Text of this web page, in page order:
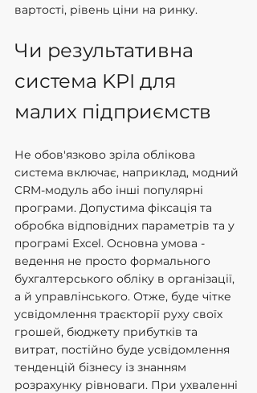
вартості, рівень ціни на ринку.
Чи результативна
система KPI для
малих підприємств
Не обов'язково зріла облікова
система включає, наприклад, модний
CRM-модуль або інші популярні
програми. Допустима фіксація та
обробка відповідних параметрів та у
програмі Excel. Основна умова -
ведення не просто формального
бухгалтерського обліку в організації,
а й управлінського. Отже, буде чітке
усвідомлення траєкторії руху своїх
грошей, бюджету прибутків та
витрат, постійно буде усвідомлення
тенденцій бізнесу із знанням
розрахунку рівноваги. При ухваленні